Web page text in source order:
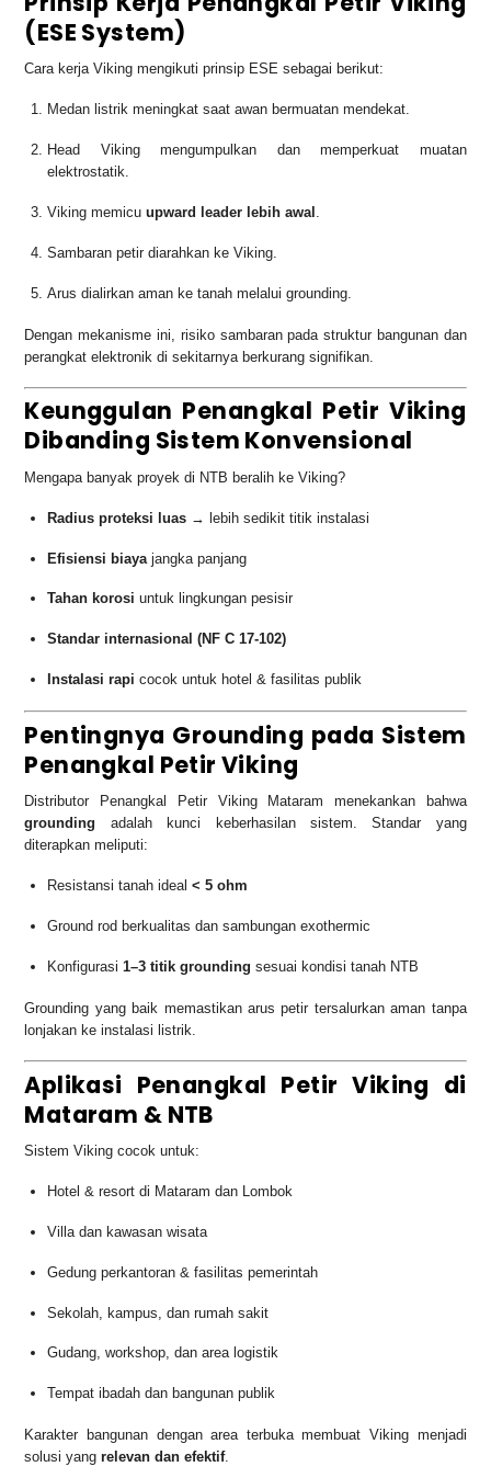
(ESE System)
Cara kerja Viking mengikuti prinsip ESE sebagai berikut:
Medan listrik meningkat saat awan bermuatan mendekat.
Head Viking mengumpulkan dan memperkuat muatan
elektrostatik.
Viking memicuupward leader lebih awal .
Sambaran petir diarahkan ke Viking.
Arus dialirkan aman ke tanah melalui grounding.
Dengan mekanisme ini, risiko sambaran pada struktur bangunan dan
perangkat elektronik di sekitarnya berkurang signifikan.
Keunggulan Penangkal Petir Viking
Dibanding Sistem Konvensional
Mengapa banyak proyek di NTB beralih ke Viking?
Radius proteksi luas → lebih sedikit titik instalasi
Efisiensi biaya jangka panjang
Tahan korosi untuk lingkungan pesisir
Standar internasional (NF C 17-102)
Instalasi rapi cocok untuk hotel & fasilitas publik
Pentingnya Grounding pada Sistem
Penangkal Petir Viking
Distributor Penangkal Petir Viking Mataram menekankan bahwa
grounding adalah kunci keberhasilan sistem. Standar yang
diterapkan meliputi:
Resistansi tanah ideal< 5 ohm
Ground rod berkualitas dan sambungan exothermic
Konfigurasi 1–3 titik grounding sesuai kondisi tanah NTB
Grounding yang baik memastikan arus petir tersalurkan aman tanpa
lonjakan ke instalasi listrik.
Aplikasi Penangkal Petir Viking di
Mataram & NTB
Sistem Viking cocok untuk:
Hotel & resort di Mataram dan Lombok
Villa dan kawasan wisata
Gedung perkantoran & fasilitas pemerintah
Sekolah, kampus, dan rumah sakit
Gudang, workshop, dan area logistik
Tempat ibadah dan bangunan publik
Karakter bangunan dengan area terbuka membuat Viking menjadi
solusi yangrelevan dan efektif.